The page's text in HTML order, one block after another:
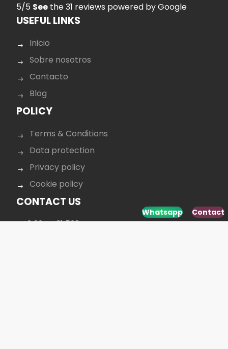
Whatsapp Contact
5/5 See the 31 reviews powered by Google
USEFUL LINKS
Inicio
Sobre nosotros
Contacto
Blog
POLICY
Terms & Conditions
Data protection
Privacy policy
Cookie policy
CONTACT US
+40 264 431 568